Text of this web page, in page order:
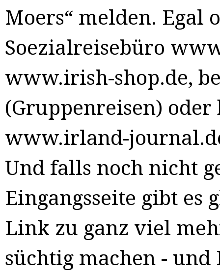
Moers“ melden. Egal
Soezialreisebüro
www.irish-shop.de,
(Gruppenreisen)
www.irland-
Und falls noch nicht
Eingangsseite gibt es
Link zu ganz viel
süchtig machen -